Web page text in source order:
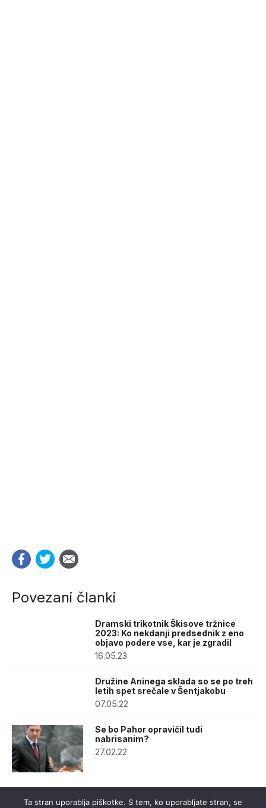
Povezani članki
Dramski trikotnik Škisove tržnice
2023: Ko nekdanji predsednik z eno
objavo podere vse, kar je zgradil
16.05.23
Družine Aninega sklada so se po treh
letih spet srečale v Šentjakobu
07.05.22
Se bo Pahor opravičil tudi
nabrisanim?
27.02.22
Ta stran uporablja piškotke. S tem, ko uporabljate stran, se